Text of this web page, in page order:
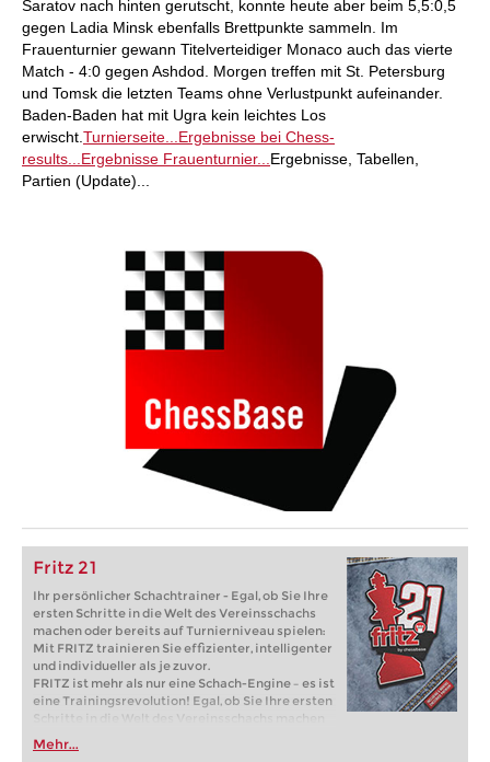
Saratov nach hinten gerutscht, konnte heute aber beim 5,5:0,5
gegen Ladia Minsk ebenfalls Brettpunkte sammeln. Im
Frauenturnier gewann Titelverteidiger Monaco auch das vierte
Match - 4:0 gegen Ashdod. Morgen treffen mit St. Petersburg
und Tomsk die letzten Teams ohne Verlustpunkt aufeinander.
Baden-Baden hat mit Ugra kein leichtes Los
erwischt. Turnierseite... Ergebnisse bei Chess-
results... Ergebnisse Frauenturnier... Ergebnisse, Tabellen,
Partien (Update)...
Fritz 21
Ihr persönlicher Schachtrainer - Egal, ob Sie Ihre
ersten Schritte in die Welt des Vereinsschachs
machen oder bereits auf Turnierniveau spielen:
Mit FRITZ trainieren Sie effizienter, intelligenter
und individueller als je zuvor.
FRITZ ist mehr als nur eine Schach-Engine – es ist
eine Trainingsrevolution! Egal, ob Sie Ihre ersten
Schritte in die Welt des Vereinsschachs machen
oder bereits auf Turnierniveau spielen: Mit
FRITZ trainieren Sie effizienter, intelligenter und
Mehr...